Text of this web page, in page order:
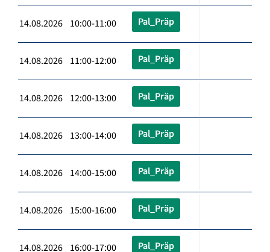
14.08.2026 10:00-11:00 Pal_Präp
14.08.2026 11:00-12:00 Pal_Präp
14.08.2026 12:00-13:00 Pal_Präp
14.08.2026 13:00-14:00 Pal_Präp
14.08.2026 14:00-15:00 Pal_Präp
14.08.2026 15:00-16:00 Pal_Präp
14.08.2026 16:00-17:00 Pal_Präp